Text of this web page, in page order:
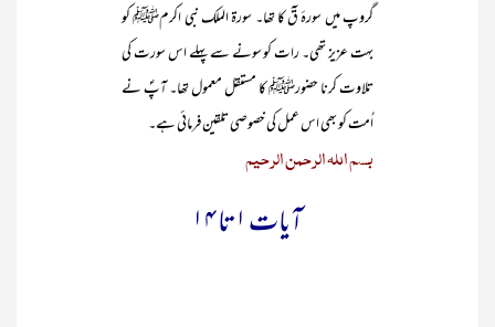
گروپ میں سورۂ قٓ کا تھا۔ سورۃ الملک نبی اکرمﷺ کو
بہت عزیز تھی۔ رات کو سونے سے پہلے اس سورت کی
تلاوت کرنا حضورﷺ کا مستقل معمول تھا۔ آپؐ نے
اُمت کو بھی اس عمل کی خصوصی تلقین فرمائی ہے۔
بسم اللہ الرحمن الرحیم
آیات ۱ تا ۱۴